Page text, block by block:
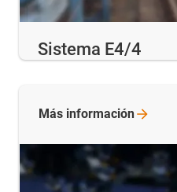
Sistema E4/4
Más información